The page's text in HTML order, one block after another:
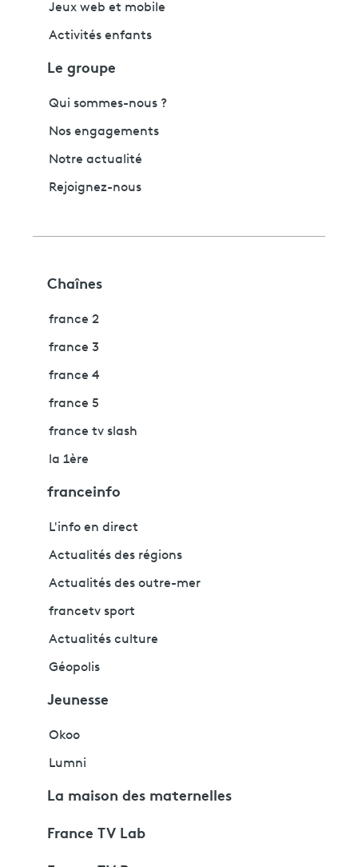
Jeux web et mobile
Activités enfants
Le groupe
Qui sommes-nous ?
Nos engagements
Notre actualité
Rejoignez-nous
Chaînes
france 2
france 3
france 4
france 5
france tv slash
la 1ère
franceinfo
L'info en direct
Actualités des régions
Actualités des outre-mer
francetv sport
Actualités culture
Géopolis
Jeunesse
Okoo
Lumni
La maison des maternelles
France TV Lab